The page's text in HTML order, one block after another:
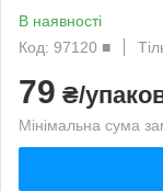
В наявності
Код: 97120 ■
79 ₴/
Мінімальна сума